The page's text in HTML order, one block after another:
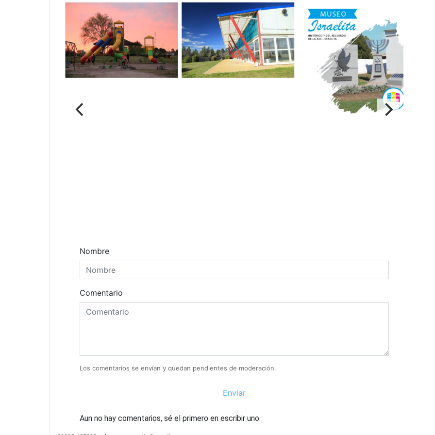
Nombre
Comentario
Los comentarios se envían y quedan pendientes de moderación.
Enviar
Aun no hay comentarios, sé el primero en escribir uno.